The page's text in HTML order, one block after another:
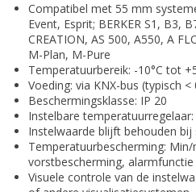
Compatibel met 55 mm
Event, Esprit; BERKER S1, B3,
CREATION, AS 500, A550, A
M-Plan, M-Pure
Temperatuurbereik: -10°C tot
Voeding: via KNX-bus (typisch <
Beschermingsklasse: IP 20
Instelbare
Instelwaarde blijft behouden
Temperatuurbescherming:
vorstbescherming, alarmfunctie
Visuele controle van de